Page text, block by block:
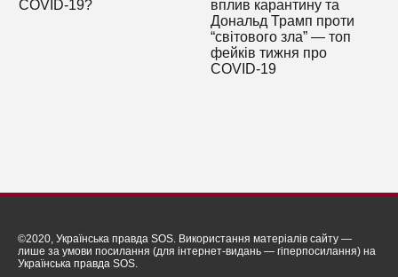
COVID-19?
вплив карантину та
Дональд Трамп проти
“світового зла” — топ
фейків тижня про
COVID-19
©2020, Українська правда SOS. Використання матеріалів сайту —
лише за умови посилання (для інтернет-видань — гіперпосилання) на
Українська правда SOS.